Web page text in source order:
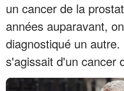
un cancer de la
années auparavant,
diagnostiqué un
s'agissait d'un cancer